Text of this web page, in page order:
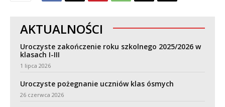
AKTUALNOŚCI
Uroczyste zakończenie roku szkolnego 2025/2026 w
klasach I-III
1 lipca 2026
Uroczyste pożegnanie uczniów klas ósmych
26 czerwca 2026